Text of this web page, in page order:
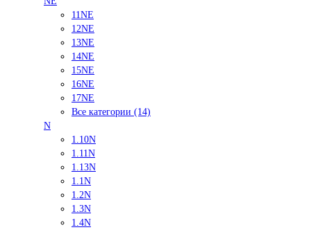
11NE
12NE
13NE
14NE
15NE
16NE
17NE
Все категории (14)
N
1.10N
1.11N
1.13N
1.1N
1.2N
1.3N
1.4N